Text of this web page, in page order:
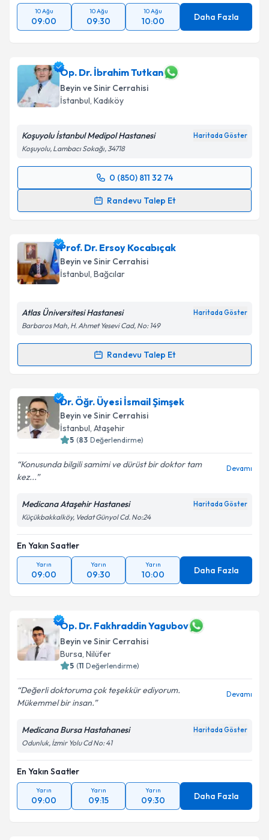
10 Ağu
09:00
10 Ağu
09:30
10 Ağu
10:00 Daha Fazla
Op. Dr. İbrahim Tutkan
Beyin ve Sinir Cerrahisi
İstanbul, Kadıköy
Koşuyolu İstanbul Medipol Hastanesi Haritada Göster
Koşuyolu, Lambacı Sokağı, 34718
0 (850) 811 32 74
Randevu Talep Et
Randevu Takvimi Talebi
takvim hazırlandığında e-posta ile bilgilendireceğiz.
E-posta Adresiniz
Kişisel verilerimin işlenmesine ilişkin
Metni'ni okudum ve kişisel verilerimin belirtilen
kapsamda işlenmesini kabul ediyorum.
Prof. Dr. Ersoy Kocabıçak
Beyin ve Sinir Cerrahisi
İstanbul, Bağcılar
Atlas Üniversitesi Hastanesi Haritada Göster
Barbaros Mah, H. Ahmet Yesevi Cad, No: 149
Randevu Talep Et
Randevu Takvimi Talebi
Prof. Dr. Ersoy Kocabıçakiçin randevu takvimi
talebi oluşturun. Size bu uzmandan randevu almanız
için bir takvim hazırlandığında e-posta ile
bilgilendireceğiz.
E-posta Adresiniz
Kişisel verilerimin işlenmesine ilişkin
Metni'ni okudum ve kişisel verilerimin belirtilen
kapsamda işlenmesini kabul ediyorum.
Takvim Talebini Gönder
Dr. Öğr. Üyesi İsmail Şimşek
Beyin ve Sinir Cerrahisi
İstanbul, Ataşehir
5 (83 Değerlendirme)
Konusunda bilgili samimi ve dürüst bir doktor tam
kez...
Devamı
Medicana Ataşehir Hastanesi Haritada Göster
Küçükbakkalköy, Vedat Günyol Cd. No:24
En Yakın Saatler
Yarın
09:00
Yarın
09:30
Yarın
10:00 Daha Fazla
Op. Dr. Fakhraddin Yagubov
Beyin ve Sinir Cerrahisi
Bursa, Nilüfer
5 (11 Değerlendirme)
Değerli doktoruma çok teşekkür ediyorum.
Mükemmel bir insan.
Devamı
Medicana Bursa Hastahanesi Haritada Göster
Odunluk, İzmir Yolu Cd No: 41
En Yakın Saatler
Yarın
09:00
Yarın
09:15
Yarın
09:30 Daha Fazla